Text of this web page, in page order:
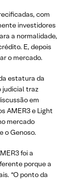
com
investidores
a normalidade,
E, depois
o mercado.
estatura da
judicial traz
em
AMER3 e Light
mercado
o Genoso.
foi a
porque a
“O ponto da